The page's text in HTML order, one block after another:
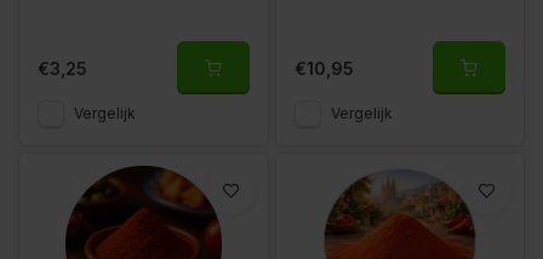
€3,25
Vergelijk
€10,95
Vergelijk